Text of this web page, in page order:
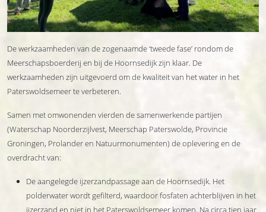
De werkzaamheden van de zogenaamde ‘tweede fase’ rondom de
Meerschapsboerderij en bij de Hoornsedijk zijn klaar. De
werkzaamheden zijn uitgevoerd om de kwaliteit van het water in het
Paterswoldsemeer te verbeteren.
Samen met omwonenden vierden de samenwerkende partijen
(Waterschap Noorderzijlvest, Meerschap Paterswolde, Provincie
Groningen, Prolander en Natuurmonumenten) de oplevering en de
overdracht van:
De aangelegde ijzerzandpassage aan de Hoornsedijk. Het
polderwater wordt gefilterd, waardoor fosfaten achterblijven in het
ijzerzand en niet in het Paterswoldsemeer komen. Na circa tien jaar